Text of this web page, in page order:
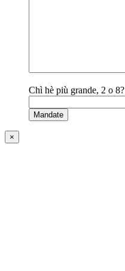
Chì hè più grande, 2 o 8?
×